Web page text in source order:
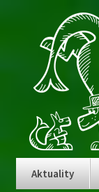
Aktuality